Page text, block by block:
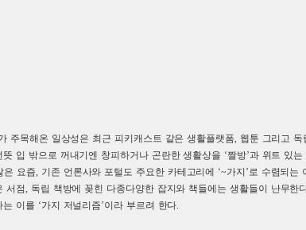
주목해온 일상성은 최근 피키캐스트 같은 생활플랫폼, 웹툰 그리고 독
입 밖으로 꺼내기엔 창피하거나 곤란한 생활상을 ‘짤방’과 위트 있는
요즘, 기존 언론사와 포털도 주요한 카테고리에 ‘~가지’로 수렴되는
서점, 독립 책방에 꽂힌 다종다양한 잡지와 책들에는 생활들이 난무한
이를 ‘가지 저널리즘’이라 부르려 한다.